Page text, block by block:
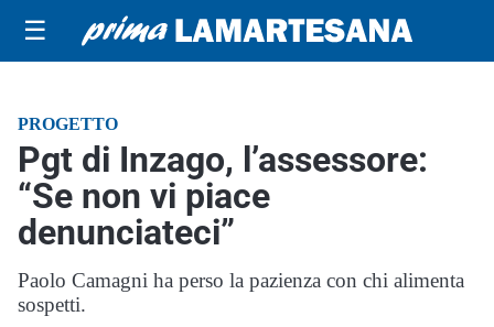
☰
PROGETTO
Pgt di Inzago, l’assessore:
“Se non vi piace
denunciateci”
Paolo Camagni ha perso la pazienza con chi alimenta
sospetti.